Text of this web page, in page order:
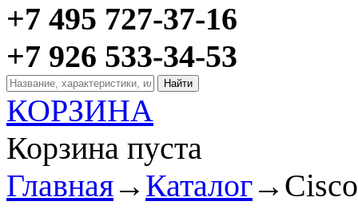
+7 495 727-37-16
+7 926 533-34-53
КОРЗИНА
Корзина пуста
Главная→ Каталог→